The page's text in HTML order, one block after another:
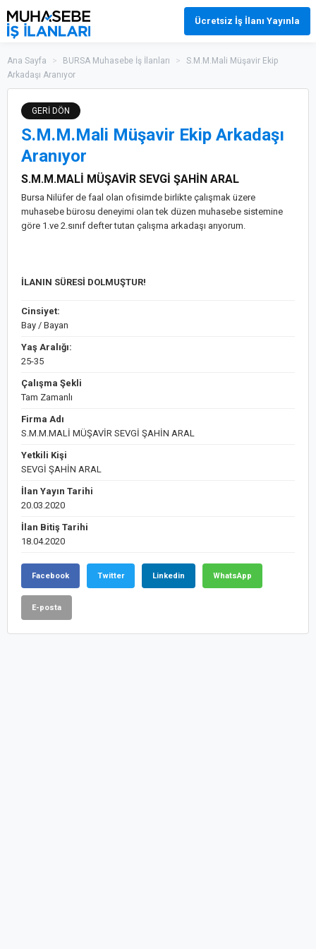
Ücretsiz İş İlanı Yayınla
Ana Sayfa > BURSA Muhasebe İş İlanları >
S.M.M.Mali Müşavir Ekip
Arkadaşı Aranıyor
GERİ DÖN
S.M.M.Mali Müşavir Ekip Arkadaşı
Aranıyor
S.M.M.MALİ MÜŞAVİR SEVGİ ŞAHİN ARAL
Bursa Nilüfer de faal olan ofisimde birlikte çalışmak üzere
muhasebe bürosu deneyimi olan tek düzen muhasebe sistemine
göre 1.ve 2.sınıf defter tutan çalışma arkadaşı arıyorum.
İLANIN SÜRESİ DOLMUŞTUR!
Cinsiyet:
Bay / Bayan
Yaş Aralığı:
25-35
Çalışma Şekli
Tam Zamanlı
Firma Adı
S.M.M.MALİ MÜŞAVİR SEVGİ ŞAHİN ARAL
Yetkili Kişi
SEVGİ ŞAHİN ARAL
İlan Yayın Tarihi
20.03.2020
İlan Bitiş Tarihi
18.04.2020
Facebook Twitter Linkedin WhatsApp
E-posta